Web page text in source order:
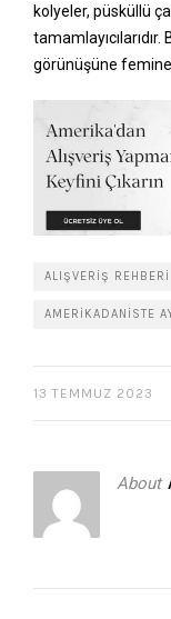
kolyeler, püsküllü
görünüşüne
ALIŞVERIŞ REHBERI
AMERIKADANISTE
13 TEMMUZ 2023
About